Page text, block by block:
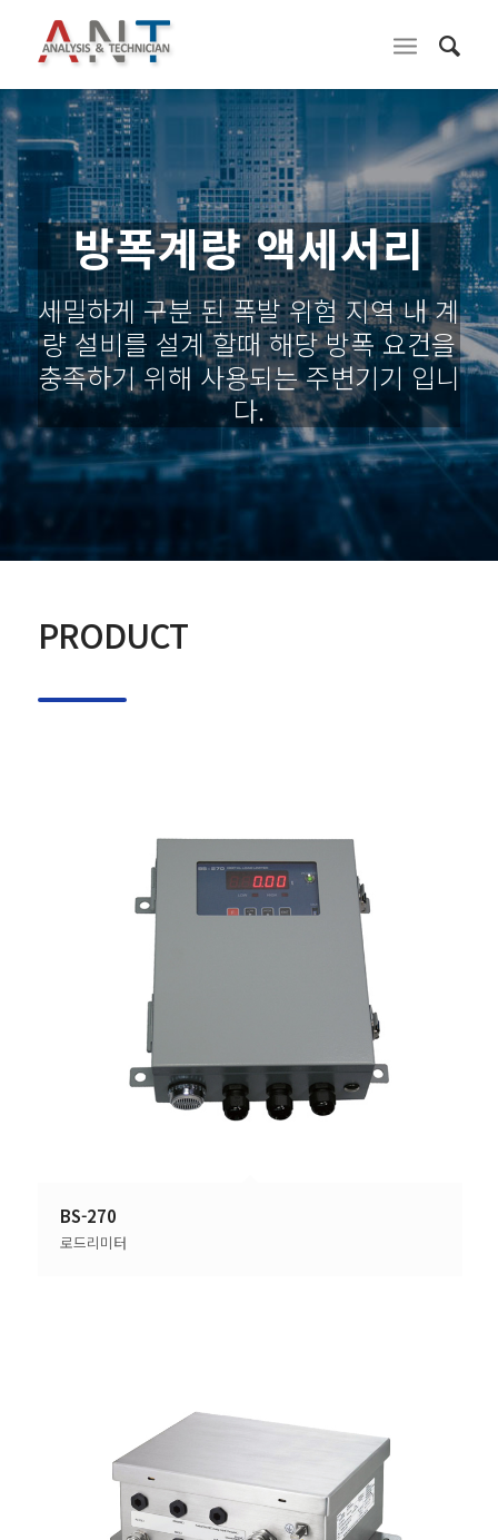
방폭계량 액세서리
세밀하게 구분 된 폭발 위험 지역 내 계
량 설비를 설계 할때 해당 방폭 요건을
충족하기 위해 사용되는 주변기기 입니
다.
PRODUCT
BS-270
로드리미터